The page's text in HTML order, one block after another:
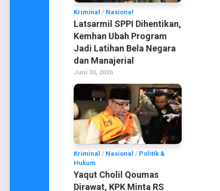
Kriminal / Nasional
Latsarmil SPPI Dihentikan,
Kemhan Ubah Program
Jadi Latihan Bela Negara
dan Manajerial
Juni 30, 2026
Kriminal / Nasional / Politik &
Hukum
Yaqut Cholil Qoumas
Dirawat, KPK Minta RS